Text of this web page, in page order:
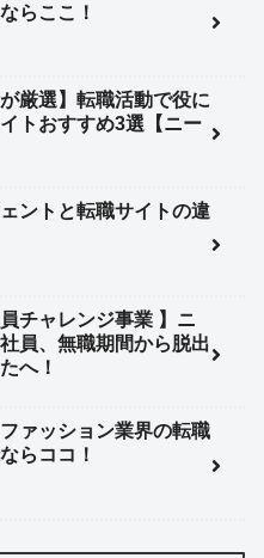
らここ！
が厳選】転職活動で役に
トおすすめ3選【ニー
ントと転職サイトの違
員チャレンジ事業 】ニ
員、無職期間から脱出
へ！
ァッション業界の転職
らココ！